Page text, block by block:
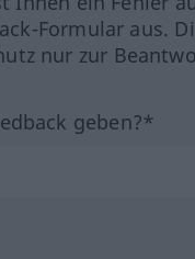
Formular aus.
nur zur
geben?*